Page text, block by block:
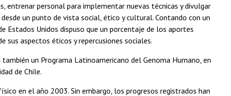
entrenar personal para implementar nuevas técnicas y divulgar
un punto de vista social, ético y cultural. Contando con un
Estados Unidos dispuso que un porcentaje de los aportes
sus aspectos éticos y repercusiones sociales.
un Programa Latinoamericano del Genoma Humano, en
de Chile.
en el año 2003. Sin embargo, los progresos registrados han